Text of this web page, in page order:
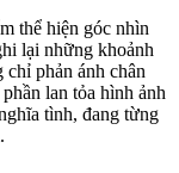
thể hiện góc nhìn
lại những khoảnh
phản ánh chân
lan tỏa hình ảnh
tình, đang từng